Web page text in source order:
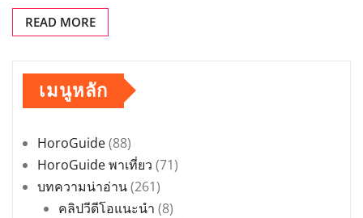
READ MORE
เมนูหลัก
HoroGuide(88)
HoroGuide พาเที่ยว (71)
บทความน่าอ่าน(261)
คลิปวีดีโอแนะนำ (8)